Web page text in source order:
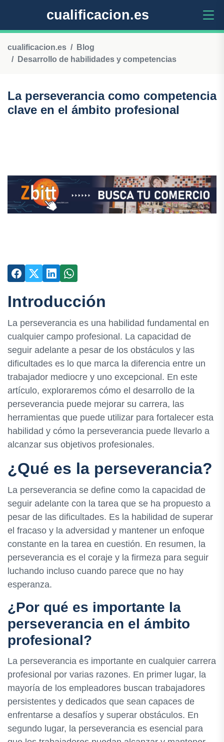
cualificacion.es
cualificacion.es
Blog
Desarrollo de habilidades y competencias
La perseverancia como competencia
clave en el ámbito profesional
Introducción
La perseverancia es una habilidad fundamental en
cualquier campo profesional. La capacidad de
seguir adelante a pesar de los obstáculos y las
dificultades es lo que marca la diferencia entre un
trabajador mediocre y uno excepcional. En este
artículo, exploraremos cómo el desarrollo de la
perseverancia puede mejorar su carrera, las
herramientas que puede utilizar para fortalecer esta
habilidad y cómo la perseverancia puede llevarlo a
alcanzar sus objetivos profesionales.
¿Qué es la perseverancia?
La perseverancia se define como la capacidad de
seguir adelante con la tarea que se ha propuesto a
pesar de las dificultades. Es la habilidad de superar
el fracaso y la adversidad y mantener un enfoque
constante en la tarea en cuestión. En resumen, la
perseverancia es el coraje y la firmeza para seguir
luchando incluso cuando parece que no hay
esperanza.
¿Por qué es importante la
perseverancia en el ámbito
profesional?
La perseverancia es importante en cualquier carrera
profesional por varias razones. En primer lugar, la
mayoría de los empleadores buscan trabajadores
persistentes y dedicados que sean capaces de
enfrentarse a desafíos y superar obstáculos. En
segundo lugar, la perseverancia es esencial para